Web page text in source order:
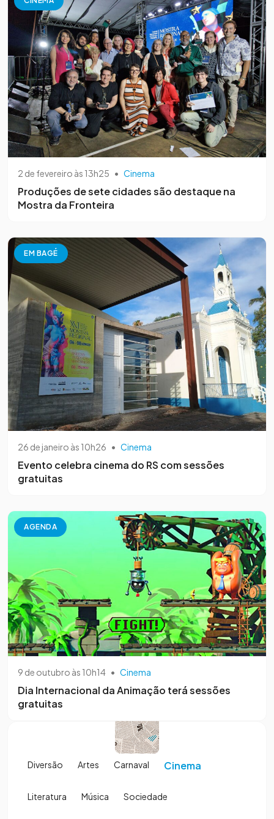
2 de fevereiro às 13h25 • Cinema
Produções de sete cidades são destaque na
Mostra da Fronteira
EM BAGÉ
26 de janeiro às 10h26 • Cinema
Evento celebra cinema do RS com sessões
gratuitas
AGENDA
9 de outubro às 10h14 • Cinema
Dia Internacional da Animação terá sessões
gratuitas
Diversão Artes Carnaval Cinema
Literatura Música Sociedade